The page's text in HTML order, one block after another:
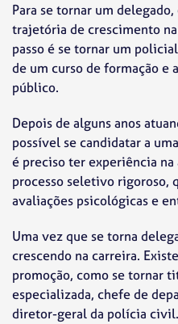
Para se tornar um
trajetória de crescimento
passo é se tornar um
de um curso de formação e
público.
Depois de alguns anos
possível se candidatar a
é preciso ter experiência na
processo seletivo rigoroso,
avaliações psicológicas e
Uma vez que se torna
crescendo na carreira.
promoção, como se tornar
especializada, chefe de
diretor-geral da polícia civil.